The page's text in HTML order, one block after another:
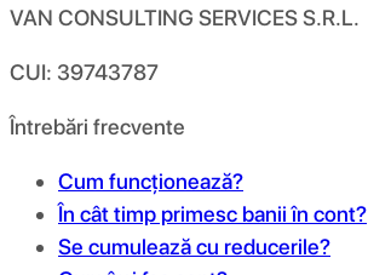
VAN CONSULTING SERVICES S.R.L.
CUI: 39743787
Întrebări frecvente
Cum funcționează?
În cât timp primesc banii în cont?
Se cumulează cu reducerile?